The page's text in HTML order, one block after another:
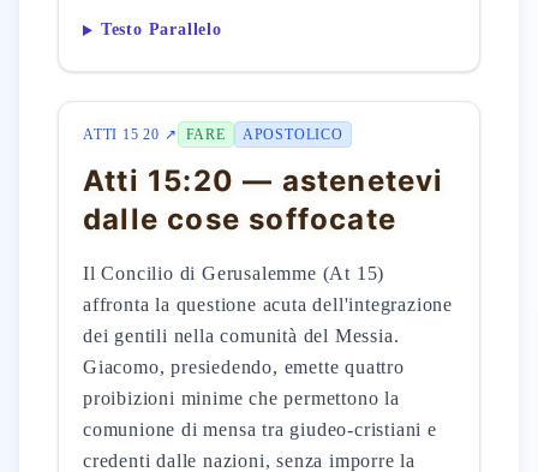
Testo Parallelo
ATTI 15 20 ↗ FARE APOSTOLICO
Atti 15:20 — astenetevi
dalle cose soffocate
Il Concilio di Gerusalemme (At 15)
affronta la questione acuta dell'integrazione
dei gentili nella comunità del Messia.
Giacomo, presiedendo, emette quattro
proibizioni minime che permettono la
comunione di mensa tra giudeo-cristiani e
credenti dalle nazioni, senza imporre la